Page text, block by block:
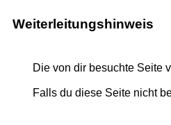
Weiterleitungshinweis
Die von dir besuchte Seite
Falls du diese Seite nicht